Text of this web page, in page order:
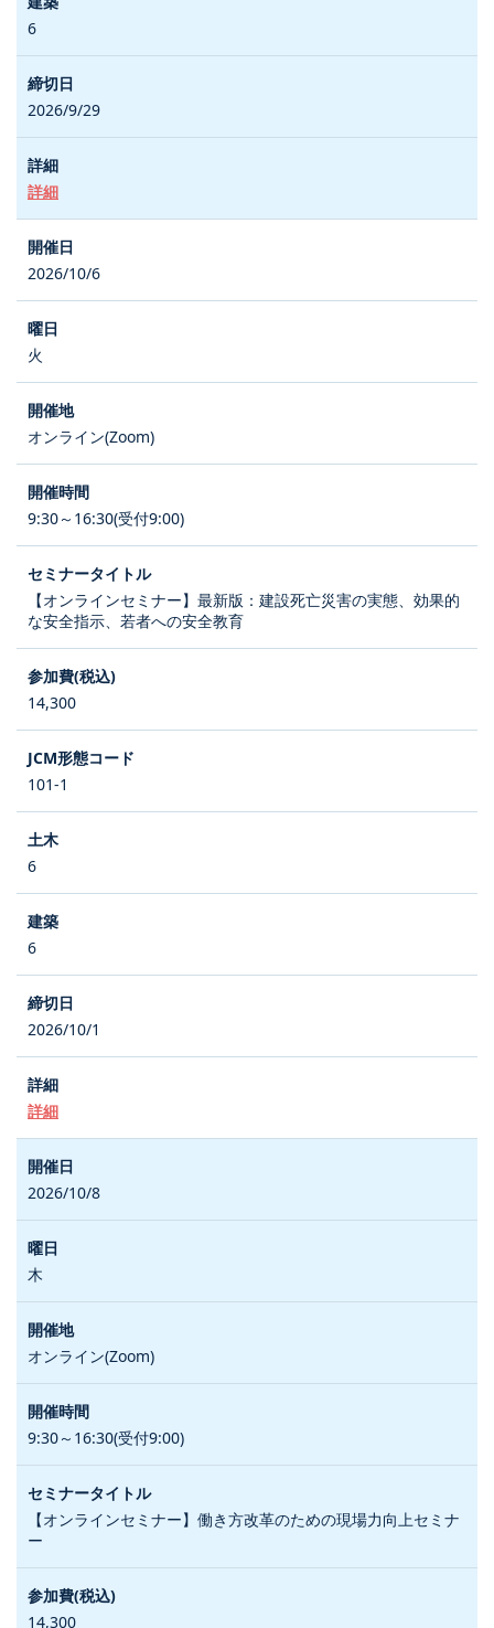
6
2026/9/29
詳細
2026/10/6
火
オンライン(Zoom)
9:30～16:30(受付9:00)
【オンラインセミナー】最新版：建設死亡災害の実態、効果的
な安全指示、若者への安全教育
14,300
101-1
6
6
2026/10/1
詳細
2026/10/8
木
オンライン(Zoom)
9:30～16:30(受付9:00)
【オンラインセミナー】働き方改革のための現場力向上セミナ
ー
14,300